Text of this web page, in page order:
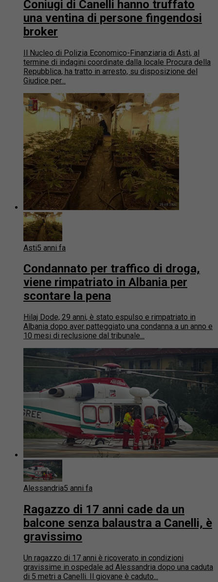
Coniugi di Canelli hanno truffato
una ventina di persone fingendosi
broker
Il Nucleo di Polizia Economico-Finanziaria di Asti, al
termine di indagini coordinate dalla locale Procura della
Repubblica, ha tratto in arresto, su disposizione del
Giudice per...
Asti5 anni fa
Condannato per traffico di droga,
viene rimpatriato in Albania per
scontare la pena
Hilaj Dode, 29 anni, è stato espulso e rimpatriato in
Albania dopo aver patteggiato una condanna a un anno e
10 mesi di reclusione dal tribunale...
Alessandria5 anni fa
Ragazzo di 17 anni cade da un
balcone senza balaustra a Canelli, è
gravissimo
Un ragazzo di 17 anni è ricoverato in condizioni
gravissime in ospedale ad Alessandria dopo una caduta
di 5 metri a Canelli. Il giovane è caduto...